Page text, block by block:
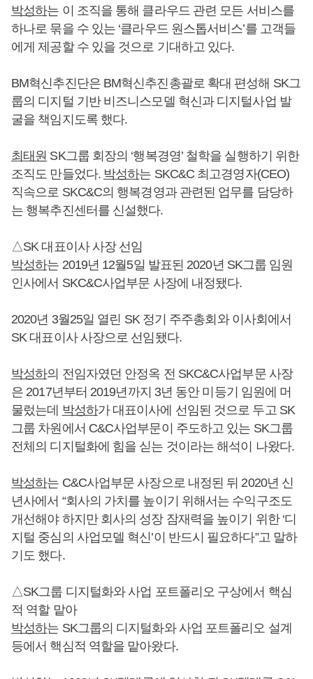
박성하는 이 조직을 통해 클라우드 관련 모든 서비스를
하나로 묶을 수 있는 ‘클라우드 원스톱서비스’를 고객들
에게 제공할 수 있을 것으로 기대하고 있다.
BM혁신추진단은 BM혁신추진총괄로 확대 편성해 SK그
룹의 디지털 기반 비즈니스모델 혁신과 디지털사업 발
굴을 책임지도록 했다.
최태원 SK그룹 회장의 ‘행복경영’ 철학을 실행하기 위한
조직도 만들었다. 박성하는 SKC&C 최고경영자(CEO)
직속으로 SKC&C의 행복경영과 관련된 업무를 담당하
는 행복추진센터를 신설했다.
△SK 대표이사 사장 선임
박성하는 2019년 12월5일 발표된 2020년 SK그룹 임원
인사에서 SKC&C사업부문 사장에 내정됐다.
2020년 3월25일 열린 SK 정기 주주총회와 이사회에서
SK 대표이사 사장으로 선임됐다.
박성하의 전임자였던 안정옥 전 SKC&C사업부문 사장
은 2017년부터 2019년까지 3년 동안 미등기 임원에 머
물렀는데 박성하가 대표이사에 선임된 것으로 두고 SK
그룹 차원에서 C&C사업부문이 주도하고 있는 SK그룹
전체의 디지털화에 힘을 싣는 것이라는 해석이 나왔다.
박성하는 C&C사업부문 사장으로 내정된 뒤 2020년 신
년사에서 “회사의 가치를 높이기 위해서는 수익구조도
개선해야 하지만 회사의 성장 잠재력을 높이기 위한 ‘디
지털 중심의 사업모델 혁신’이 반드시 필요하다”고 말하
기도 했다.
△SK그룹 디지털화와 사업 포트폴리오 구상에서 핵심
적 역할 맡아
박성하는 SK그룹의 디지털화와 사업 포트폴리오 설계
등에서 핵심적 역할을 맡아왔다.